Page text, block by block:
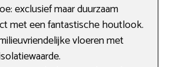
exclusief maar duurzaam
met een fantastische houtlook.
vloeren met